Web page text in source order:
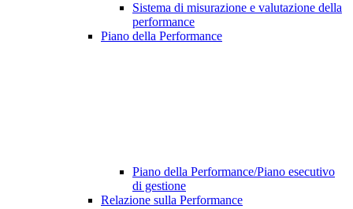
Sistema di misurazione e valutazione della
performance
Piano della Performance
Piano della Performance/Piano esecutivo
di gestione
Relazione sulla Performance